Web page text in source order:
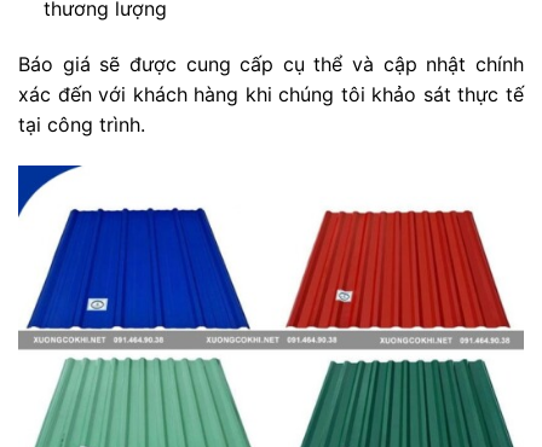
thương lượng
Báo giá sẽ được cung cấp cụ thể và cập nhật chính
xác đến với khách hàng khi chúng tôi khảo sát thực tế
tại công trình.